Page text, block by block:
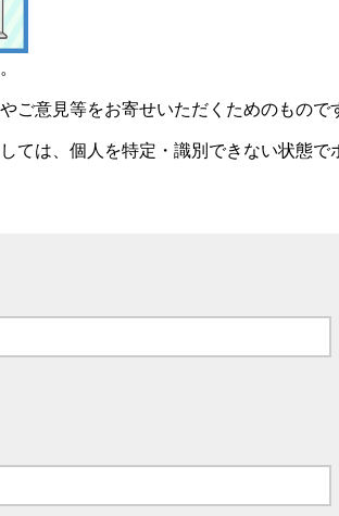
ご意見等をお寄せいただくためのもので
ては、個人を特定・識別できない状態